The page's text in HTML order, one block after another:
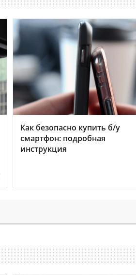
Как безопасно купить б/у
смартфон: подробная
инструкция